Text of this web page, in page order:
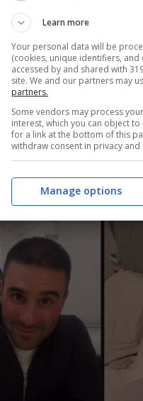
Learn more
Your personal data will be
(cookies, unique identifiers,
accessed by and shared with
site. We and our partners may
partners.
Some vendors may process
interest, which you can object
for a link at the bottom of this
withdraw consent in privacy and
Manage options